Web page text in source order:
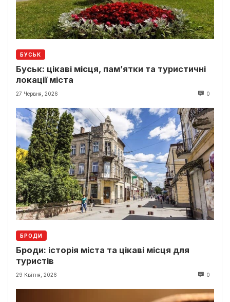
БУСЬК
Буськ: цікаві місця, пам’ятки та туристичні
локації міста
27 Червня, 2026 0
БРОДИ
Броди: історія міста та цікаві місця для
туристів
29 Квітня, 2026 0